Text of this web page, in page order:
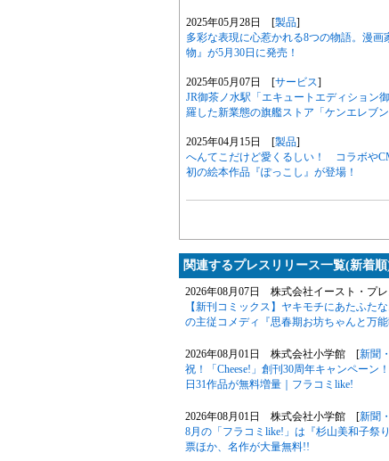
2025年05月28日 [製品]
多彩な表現に心惹かれる8つの物語。漫
物』が5月30日に発売！
2025年05月07日 [サービス]
JR御茶ノ水駅「エキュートエディション
羅した新業態の旗艦ストア「ケンエレブ
2025年04月15日 [製品]
へんてこだけど愛くるしい！ コラボや
初の絵本作品『ぽっこし』が登場！
関連するプレスリリース一覧(新着順
2026年08月07日 株式会社イースト・プ
【新刊コミックス】ヤキモチにあたふた
の主従コメディ『思春期お坊ちゃんと万
2026年08月01日 株式会社小学館 [新聞
祝！「Cheese!」創刊30周年キャンペー
日31作品が無料増量｜フラコミlike!
2026年08月01日 株式会社小学館 [新聞
8月の「フラコミlike!」は『杉山美和子祭
票ほか、名作が大量無料!!